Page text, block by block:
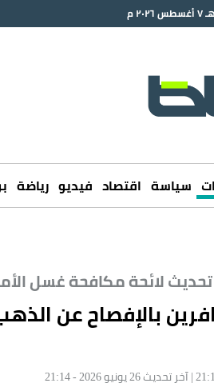
سياسة اقتصاد فيديو رياضة
لائحة مكافحة غسل